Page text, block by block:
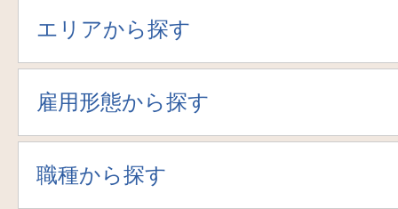
エリアから探す
雇用形態から探す
職種から探す